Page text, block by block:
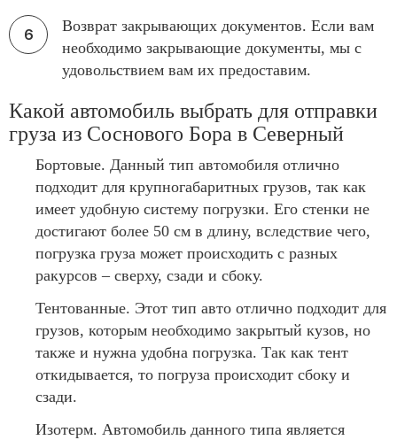
Возврат закрывающих документов. Если вам
необходимо закрывающие документы, мы с
удовольствием вам их предоставим.
Какой автомобиль выбрать для отправки
груза из Соснового Бора в Северный
Бортовые. Данный тип автомобиля отлично
подходит для крупногабаритных грузов, так как
имеет удобную систему погрузки. Его стенки не
достигают более 50 см в длину, вследствие чего,
погрузка груза может происходить с разных
ракурсов – сверху, сзади и сбоку.
Тентованные. Этот тип авто отлично подходит для
грузов, которым необходимо закрытый кузов, но
также и нужна удобна погрузка. Так как тент
откидывается, то погруза происходит сбоку и
сзади.
Изотерм. Автомобиль данного типа является